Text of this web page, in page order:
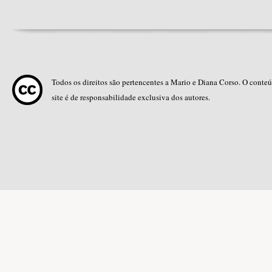
Todos os direitos são pertencentes a Mario e Diana Corso. O
site é de responsabilidade exclusiva dos autores.